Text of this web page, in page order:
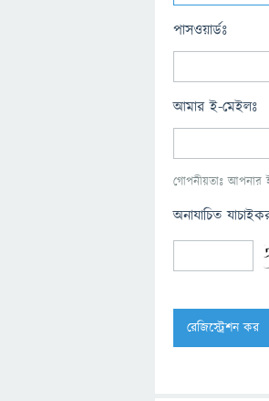
পাসওয়ার্ডঃ
আমার ই-মেইলঃ
গোপনীয়তাঃ আপনার
অনাযাচিত